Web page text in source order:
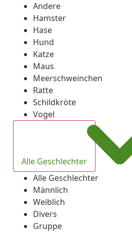
Andere
Hamster
Hase
Hund
Katze
Maus
Meerschweinchen
Ratte
Schildkröte
Vogel
Alle Geschlechter
Alle Geschlechter
Männlich
Weiblich
Divers
Gruppe